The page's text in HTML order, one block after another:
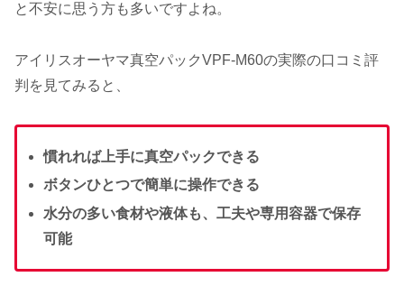
と不安に思う方も多いですよね。
アイリスオーヤマ真空パックVPF-M60の実際の口コミ評
判を見てみると、
慣れれば上手に真空パックできる
ボタンひとつで簡単に操作できる
水分の多い食材や液体も、工夫や専用容器で保存
可能